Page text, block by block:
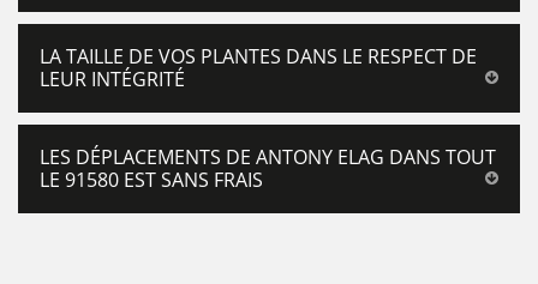
LA TAILLE DE VOS PLANTES DANS LE RESPECT DE
LEUR INTÉGRITÉ
LES DÉPLACEMENTS DE ANTONY ELAG DANS TOUT
LE 91580 EST SANS FRAIS